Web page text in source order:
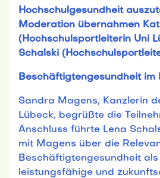
Hochschulgesundheit
Moderation übernahmen
(Hochschulsportleiterin Uni
Schalski
Beschäftigtengesundheit im
Sandra Magens, Kanzlerin
Lübeck, begrüßte die
Anschluss führte Lena
mit Magens über die
Beschäftigtengesundheit
leistungsfähige und